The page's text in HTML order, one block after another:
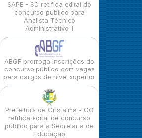
SAPE - SC retifica edital do
concurso público para
Analista Técnico
Administrativo II
ABGF prorroga inscrições do
concurso público com vagas
para cargos de nível superior
Prefeitura de Cristalina - GO
retifica edital de concurso
público para a Secretaria de
Educação